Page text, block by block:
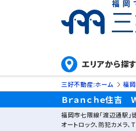
エリアから探す
三好不動産:ホーム 福
Ｂｒａｎｃｈｅ住吉
福岡市七隈線「渡辺通駅」
オートロック、防犯カメラ